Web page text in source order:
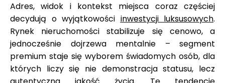
Adres, widok i kontekst miejsca coraz częściej
decydują o wyjątkowości inwestycji luksusowych.
Rynek nieruchomości stabilizuje się cenowo, a
jednocześnie dojrzewa mentalnie – segment
premium staje się wyborem świadomych osób, dla
których liczy się nie demonstracja statusu, lecz